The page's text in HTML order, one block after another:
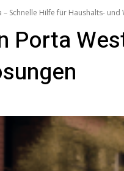
Schnelle Hilfe für Haushalts-
Porta